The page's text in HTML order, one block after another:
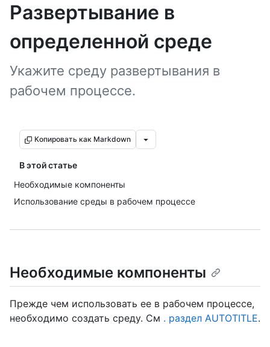
Развертывание в
определенной среде
Укажите среду развертывания в
рабочем процессе.
Копировать как Markdown
В этой статье
Необходимые компоненты
Использование среды в рабочем процессе
Необходимые компоненты
Прежде чем использовать ее в рабочем процессе,
необходимо создать среду. См . раздел AUTOTITLE.